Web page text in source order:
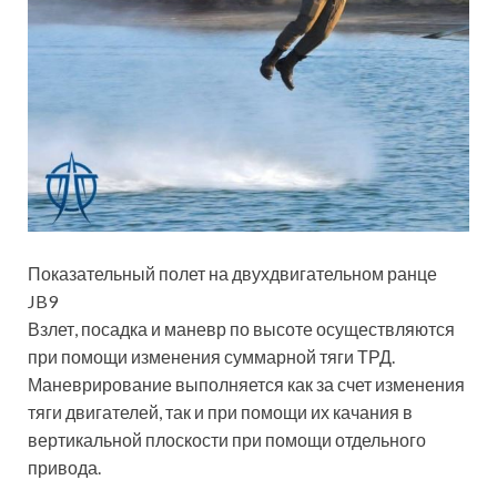
Показательный полет на двухдвигательном ранце
JB9
Взлет, посадка и маневр по высоте осуществляются
при помощи изменения суммарной тяги ТРД.
Маневрирование выполняется как за счет изменения
тяги двигателей, так и при помощи их качания в
вертикальной плоскости при помощи отдельного
привода.